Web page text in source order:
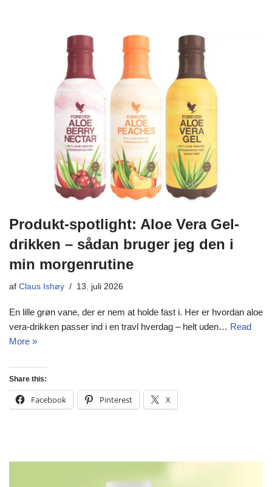
Produkt-spotlight: Aloe Vera Gel-
drikken – sådan bruger jeg den i
min morgenrutine
af Claus Ishøy 13. juli 2026
En lille grøn vane, der er nem at holde fast i. Her er hvordan aloe
vera-drikken passer ind i en travl hverdag – helt uden… Read
More »
Share this:
Facebook Pinterest X